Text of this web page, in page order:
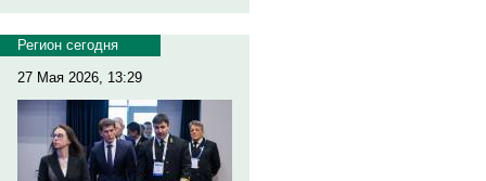
Регион сегодня
27 Мая 2026, 13:29